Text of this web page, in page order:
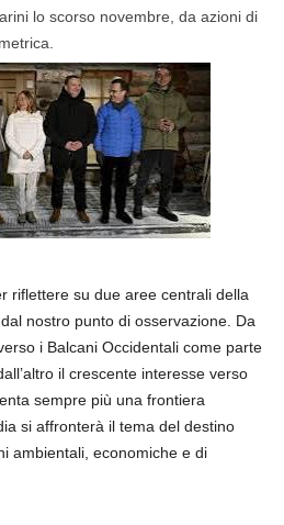
lo scorso novembre, da azioni di
riflettere su due aree centrali della
nostro punto di osservazione. Da
i Balcani Occidentali come parte
il crescente interesse verso
sempre più una frontiera
si affronterà il tema del destino
ambientali, economiche e di